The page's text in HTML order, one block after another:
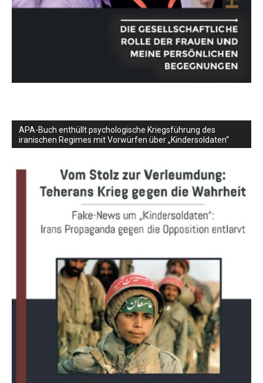
APA-Buch enthüllt psychologische Kriegsführung des
iranischen Regimes mit Vorwürfen über „Kindersoldaten“